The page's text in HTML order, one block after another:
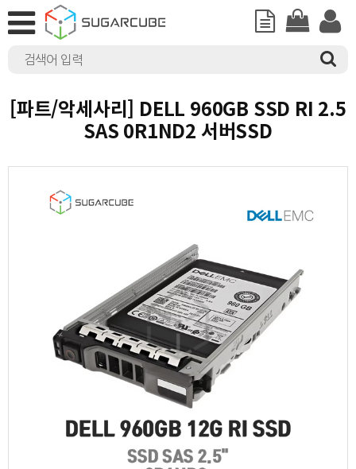
[파트/악세사리] DELL 960GB SSD RI 2.5
SAS 0R1ND2 서버SSD